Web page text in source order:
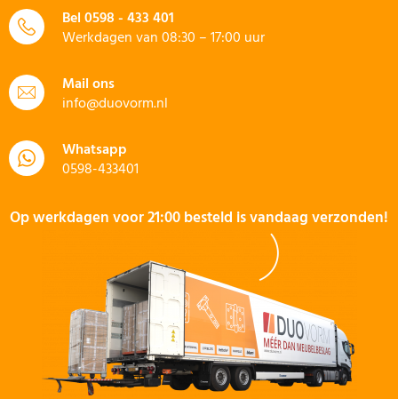
Bel0598 - 433 401
Werkdagen van 08:30 – 17:00 uur
Mail ons
info@duovorm.nl
Whatsapp
0598-433401
Op werkdagen voor 21:00 besteld is vandaag verzonden!